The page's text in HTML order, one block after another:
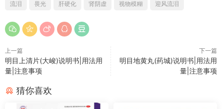
流泪 畏光 肝硬化 肾阴虚 视物模糊 迎风流泪
上一篇
明目上清片(大峻)说明书|用法用
量|注意事项
下一篇
明目地黄丸(药城)说明书|用法用
量|注意事项
猜你喜欢